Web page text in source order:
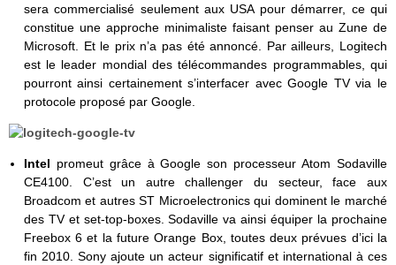
sera commercialisé seulement aux USA pour démarrer, ce qui
constitue une approche minimaliste faisant penser au Zune de
Microsoft. Et le prix n’a pas été annoncé. Par ailleurs, Logitech
est le leader mondial des télécommandes programmables, qui
pourront ainsi certainement s’interfacer avec Google TV via le
protocole proposé par Google.
Intel promeut grâce à Google son processeur Atom Sodaville
CE4100. C’est un autre challenger du secteur, face aux
Broadcom et autres ST Microelectronics qui dominent le marché
des TV et set-top-boxes. Sodaville va ainsi équiper la prochaine
Freebox 6 et la future Orange Box, toutes deux prévues d’ici la
fin 2010. Sony ajoute un acteur significatif et international à ces